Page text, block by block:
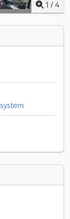
1 / 4